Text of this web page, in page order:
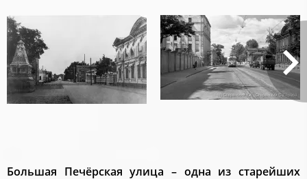
Большая Печёрская улица – одна из старейших